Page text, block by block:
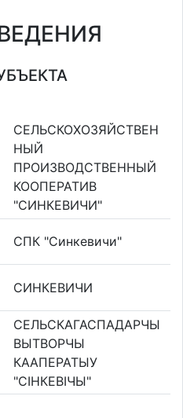
СЕЛЬСКОХОЗЯЙСТВЕН
НЫЙ
ПРОИЗВОДСТВЕННЫЙ
КООПЕРАТИВ
"СИНКЕВИЧИ"
СПК "Синкевичи"
СИНКЕВИЧИ
СЕЛЬСКАГАСПАДАРЧЫ
ВЫТВОРЧЫ
КААПЕРАТЫУ
"СІНКЕВІЧЫ"